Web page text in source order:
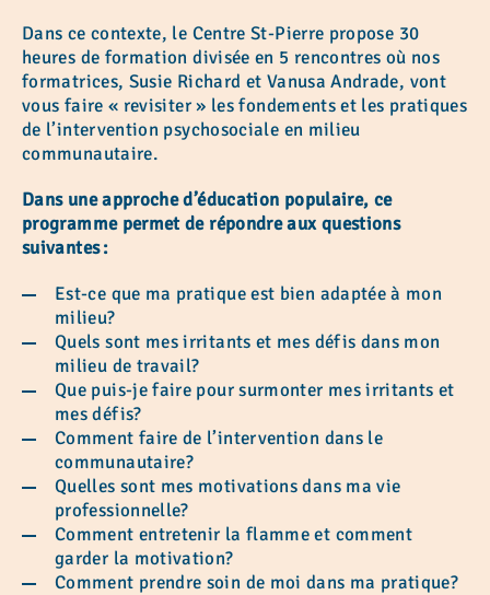
Dans ce contexte, le Centre St-Pierre propose 30
heures de formation divisée en 5 rencontres où nos
formatrices, Susie Richard et Vanusa Andrade, vont
vous faire « revisiter » les fondements et les pratiques
de l’intervention psychosociale en milieu
communautaire.
Dans une approche d’éducation populaire, ce
programme permet de répondre aux questions
suivantes :
Est-ce que ma pratique est bien adaptée à mon
milieu?
Quels sont mes irritants et mes défis dans mon
milieu de travail?
Que puis-je faire pour surmonter mes irritants et
mes défis?
Comment faire de l’intervention dans le
communautaire?
Quelles sont mes motivations dans ma vie
professionnelle?
Comment entretenir la flamme et comment
garder la motivation?
Comment prendre soin de moi dans ma pratique?